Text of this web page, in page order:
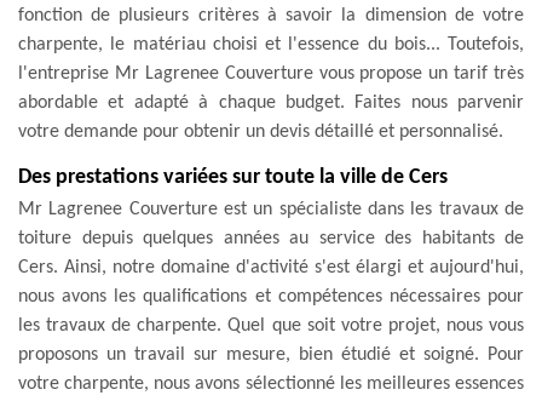
fonction de plusieurs critères à savoir la dimension de votre
charpente, le matériau choisi et l'essence du bois... Toutefois,
l'entreprise Mr Lagrenee Couverture vous propose un tarif très
abordable et adapté à chaque budget. Faites nous parvenir
votre demande pour obtenir un devis détaillé et personnalisé.
Des prestations variées sur toute la ville de Cers
Mr Lagrenee Couverture est un spécialiste dans les travaux de
toiture depuis quelques années au service des habitants de
Cers. Ainsi, notre domaine d'activité s'est élargi et aujourd'hui,
nous avons les qualifications et compétences nécessaires pour
les travaux de charpente. Quel que soit votre projet, nous vous
proposons un travail sur mesure, bien étudié et soigné. Pour
votre charpente, nous avons sélectionné les meilleures essences